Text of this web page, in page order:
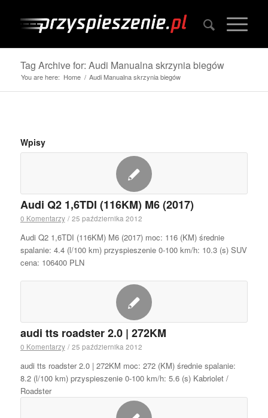
Tag Archive for: Audi Manualna skrzynia biegów
You are here: Home / Audi Manualna skrzynia biegów
Wpisy
Audi Q2 1,6TDI (116KM) M6 (2017)
0 Komentarzy / 25 października 2012
Audi Q2 1,6TDI (116KM) M6 (2017) moc: 116 (KM) średnie
spalanie: 4.4 (l/100 km) przyspieszenie 0-100 km/h: 10.3 (s) SUV
cena: 106400 PLN
audi tts roadster 2.0 | 272KM
0 Komentarzy / 25 października 2012
audi tts roadster 2.0 | 272KM moc: 272 (KM) średnie spalanie:
8.2 (l/100 km) przyspieszenie 0-100 km/h: 5.6 (s) Kabriolet /
Roadster